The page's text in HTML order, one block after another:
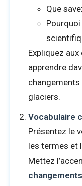
Que
Expliquez aux
apprendre
glaciers.
Vocabulaire
Présentez le
les termes et
Mettez